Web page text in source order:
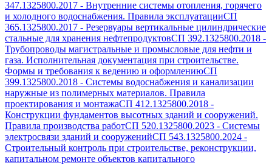
347.1325800.2017 - Внутренние системы отопления, горячего
и холодного водоснабжения. Правила эксплуатацииСП
365.1325800.2017 - Резервуары вертикальные цилиндрические
стальные для хранения нефтепродуктовСП 392.1325800.2018 -
Трубопроводы магистральные и промысловые для нефти и
газа. Исполнительная документация при строительстве.
Формы и требования к ведению и оформлениюСП
399.1325800.2018 - Системы водоснабжения и канализации
наружные из полимерных материалов. Правила
проектирования и монтажаСП 412.1325800.2018 -
Конструкции фундаментов высотных зданий и сооружений.
Правила производства работСП 520.1325800.2023 - Системы
электросвязи зданий и сооруженийСП 543.1325800.2024 -
Строительный контроль при строительстве, реконструкции,
капитальном ремонте объектов капитального